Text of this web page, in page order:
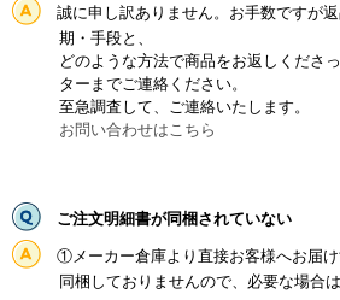
誠に申し訳ありません。お手数ですが
期・手段と、
どのような方法で商品をお返しくださ
ターまでご連絡ください。
至急調査して、ご連絡いたします。
お問い合わせはこちら
ご注文明細書が同梱されていない
①メーカー倉庫より直接お客様へお届
同梱しておりませんので、必要な場合